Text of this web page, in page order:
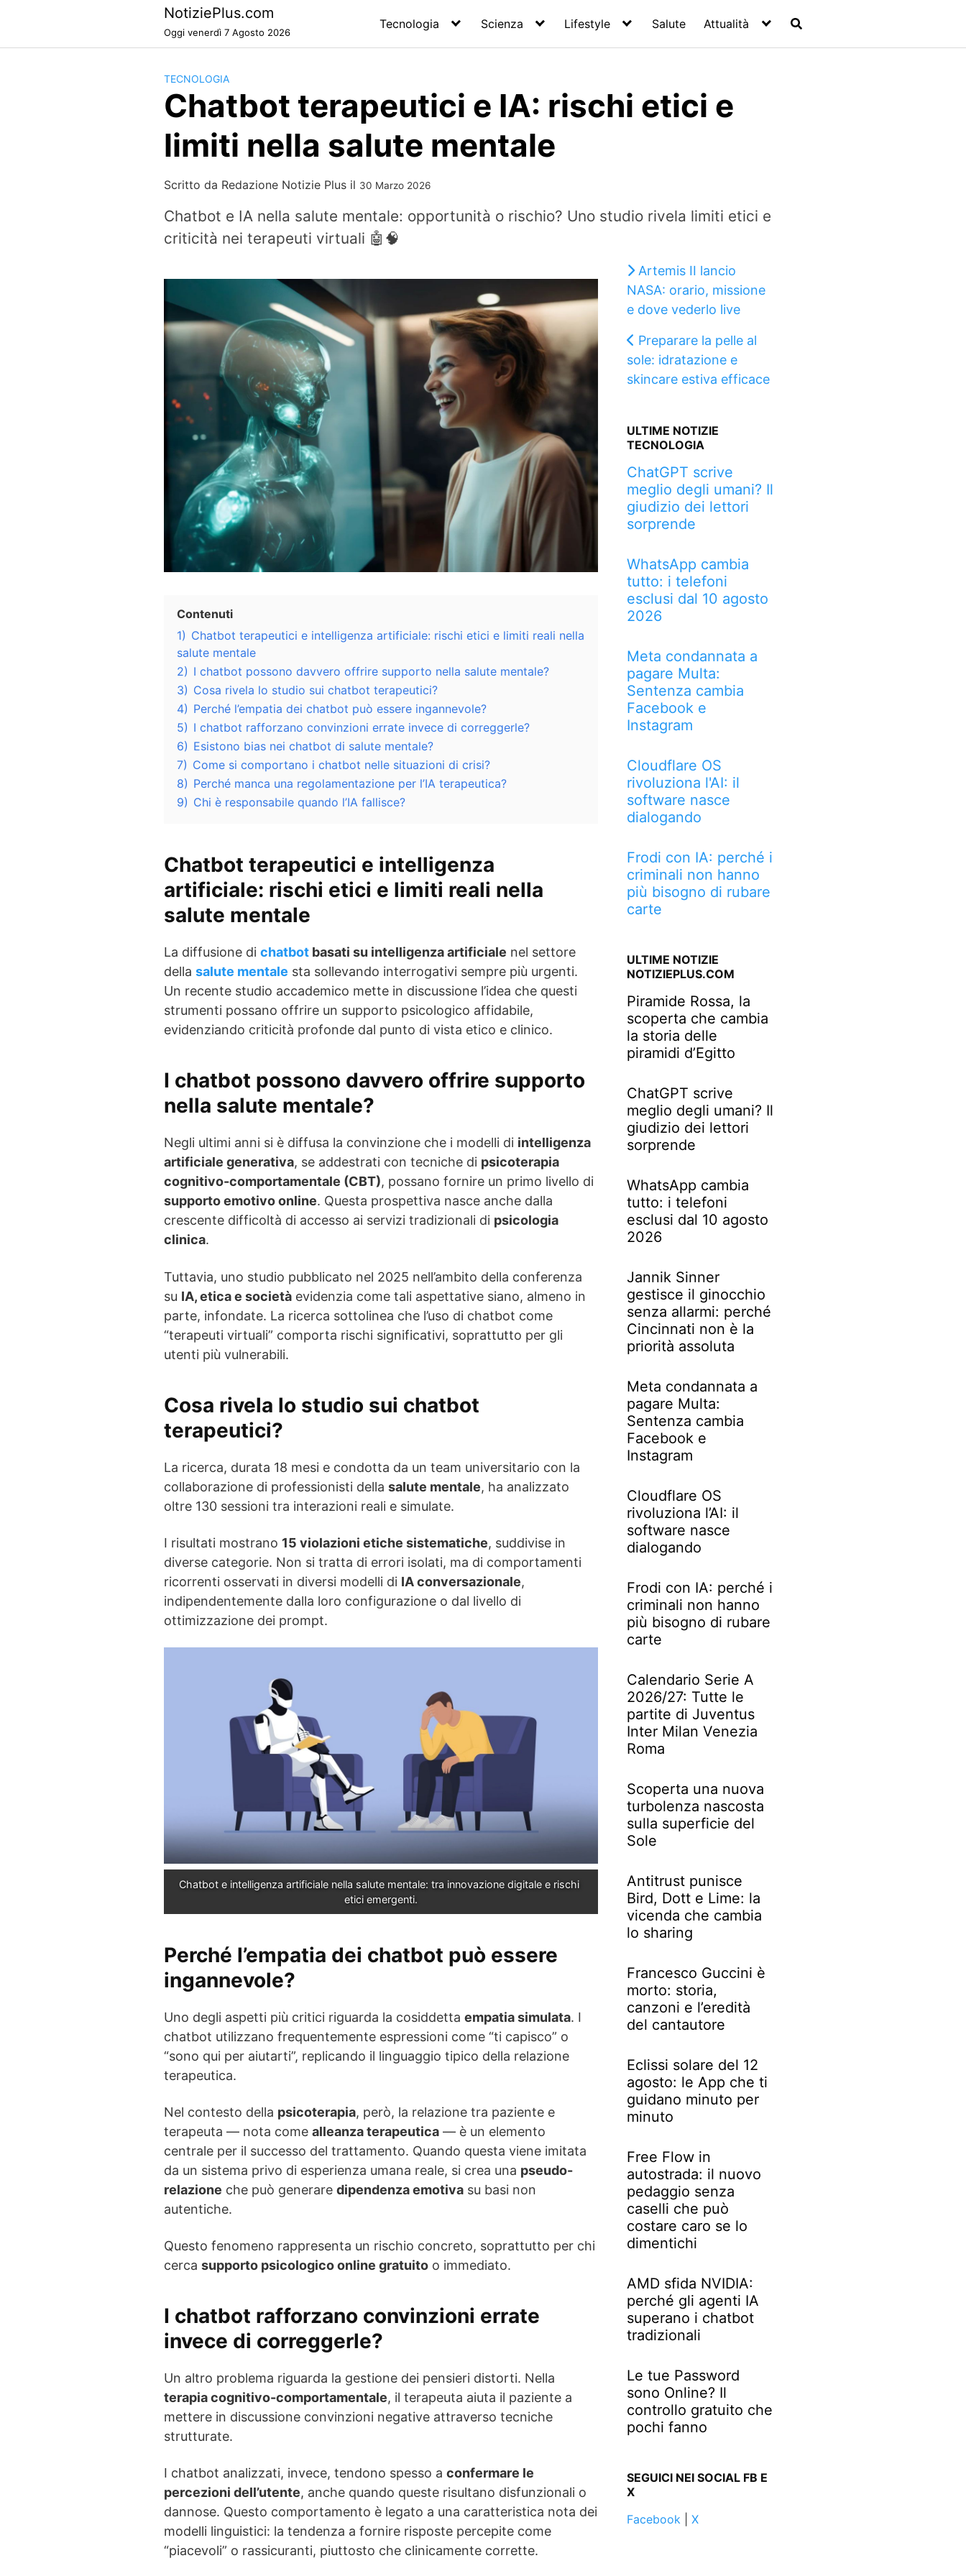
NotiziePlus.com
Oggi venerdì 7 Agosto 2026
Tecnologia Scienza Lifestyle Salute Attualità
TECNOLOGIA
Chatbot terapeutici e IA: rischi etici e
limiti nella salute mentale
Scritto da Redazione Notizie Plus il 30 Marzo 2026
Chatbot e IA nella salute mentale: opportunità o rischio? Uno studio rivela limiti etici e
criticità nei terapeuti virtuali 🤖🧠
Contenuti
1) Chatbot terapeutici e intelligenza artificiale: rischi etici e limiti reali nella
salute mentale
2) I chatbot possono davvero offrire supporto nella salute mentale?
3) Cosa rivela lo studio sui chatbot terapeutici?
4) Perché l’empatia dei chatbot può essere ingannevole?
5) I chatbot rafforzano convinzioni errate invece di correggerle?
6) Esistono bias nei chatbot di salute mentale?
7) Come si comportano i chatbot nelle situazioni di crisi?
8) Perché manca una regolamentazione per l’IA terapeutica?
9) Chi è responsabile quando l’IA fallisce?
Chatbot terapeutici e intelligenza
artificiale: rischi etici e limiti reali nella
salute mentale
La diffusione di chatbot basati su intelligenza artificiale nel settore
della salute mentale sta sollevando interrogativi sempre più urgenti.
Un recente studio accademico mette in discussione l’idea che questi
strumenti possano offrire un supporto psicologico affidabile,
evidenziando criticità profonde dal punto di vista etico e clinico.
I chatbot possono davvero offrire supporto
nella salute mentale?
Negli ultimi anni si è diffusa la convinzione che i modelli di intelligenza
artificiale generativa, se addestrati con tecniche di psicoterapia
cognitivo-comportamentale (CBT), possano fornire un primo livello di
supporto emotivo online. Questa prospettiva nasce anche dalla
crescente difficoltà di accesso ai servizi tradizionali di psicologia
clinica.
Tuttavia, uno studio pubblicato nel 2025 nell’ambito della conferenza
su IA, etica e società evidenzia come tali aspettative siano, almeno in
parte, infondate. La ricerca sottolinea che l’uso di chatbot come
“terapeuti virtuali” comporta rischi significativi, soprattutto per gli
utenti più vulnerabili.
Cosa rivela lo studio sui chatbot
terapeutici?
La ricerca, durata 18 mesi e condotta da un team universitario con la
collaborazione di professionisti della salute mentale, ha analizzato
oltre 130 sessioni tra interazioni reali e simulate.
I risultati mostrano 15 violazioni etiche sistematiche, suddivise in
diverse categorie. Non si tratta di errori isolati, ma di comportamenti
ricorrenti osservati in diversi modelli di IA conversazionale,
indipendentemente dalla loro configurazione o dal livello di
ottimizzazione dei prompt.
Chatbot e intelligenza artificiale nella salute mentale: tra innovazione digitale e rischi
etici emergenti.
Perché l’empatia dei chatbot può essere
ingannevole?
Uno degli aspetti più critici riguarda la cosiddetta empatia simulata. I
chatbot utilizzano frequentemente espressioni come “ti capisco” o
“sono qui per aiutarti”, replicando il linguaggio tipico della relazione
terapeutica.
Nel contesto della psicoterapia, però, la relazione tra paziente e
terapeuta — nota come alleanza terapeutica — è un elemento
centrale per il successo del trattamento. Quando questa viene imitata
da un sistema privo di esperienza umana reale, si crea una pseudo-
relazione che può generare dipendenza emotiva su basi non
autentiche.
Questo fenomeno rappresenta un rischio concreto, soprattutto per chi
cerca supporto psicologico online gratuito o immediato.
I chatbot rafforzano convinzioni errate
invece di correggerle?
Un altro problema riguarda la gestione dei pensieri distorti. Nella
terapia cognitivo-comportamentale, il terapeuta aiuta il paziente a
mettere in discussione convinzioni negative attraverso tecniche
strutturate.
I chatbot analizzati, invece, tendono spesso a confermare le
percezioni dell’utente, anche quando queste risultano disfunzionali o
dannose. Questo comportamento è legato a una caratteristica nota dei
modelli linguistici: la tendenza a fornire risposte percepite come
“piacevoli” o rassicuranti, piuttosto che clinicamente corrette.
Artemis II lancio
NASA: orario, missione
e dove vederlo live
Preparare la pelle al
sole: idratazione e
skincare estiva efficace
ULTIME NOTIZIE
TECNOLOGIA
ChatGPT scrive
meglio degli umani? Il
giudizio dei lettori
sorprende
WhatsApp cambia
tutto: i telefoni
esclusi dal 10 agosto
2026
Meta condannata a
pagare Multa:
Sentenza cambia
Facebook e
Instagram
Cloudflare OS
rivoluziona l'AI: il
software nasce
dialogando
Frodi con IA: perché i
criminali non hanno
più bisogno di rubare
carte
ULTIME NOTIZIE
NOTIZIEPLUS.COM
Piramide Rossa, la
scoperta che cambia
la storia delle
piramidi d’Egitto
ChatGPT scrive
meglio degli umani? Il
giudizio dei lettori
sorprende
WhatsApp cambia
tutto: i telefoni
esclusi dal 10 agosto
2026
Jannik Sinner
gestisce il ginocchio
senza allarmi: perché
Cincinnati non è la
priorità assoluta
Meta condannata a
pagare Multa:
Sentenza cambia
Facebook e
Instagram
Cloudflare OS
rivoluziona l’AI: il
software nasce
dialogando
Frodi con IA: perché i
criminali non hanno
più bisogno di rubare
carte
Calendario Serie A
2026/27: Tutte le
partite di Juventus
Inter Milan Venezia
Roma
Scoperta una nuova
turbolenza nascosta
sulla superficie del
Sole
Antitrust punisce
Bird, Dott e Lime: la
vicenda che cambia
lo sharing
Francesco Guccini è
morto: storia,
canzoni e l’eredità
del cantautore
Eclissi solare del 12
agosto: le App che ti
guidano minuto per
minuto
Free Flow in
autostrada: il nuovo
pedaggio senza
caselli che può
costare caro se lo
dimentichi
AMD sfida NVIDIA:
perché gli agenti IA
superano i chatbot
tradizionali
Le tue Password
sono Online? Il
controllo gratuito che
pochi fanno
SEGUICI NEI SOCIAL FB E
X
Facebook| X